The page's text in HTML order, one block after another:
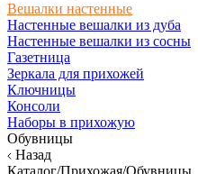
Вешалки настенные
Настенные вешалки из дуба
Настенные вешалки из сосны
Газетница
Зеркала для прихожей
Ключницы
Консоли
Наборы в прихожую
Обувницы
Назад
Каталог/Прихожая/Обувницы